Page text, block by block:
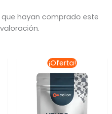
hayan comprado este
¡Oferta!
El
precio
original
era:
$1,972.63.